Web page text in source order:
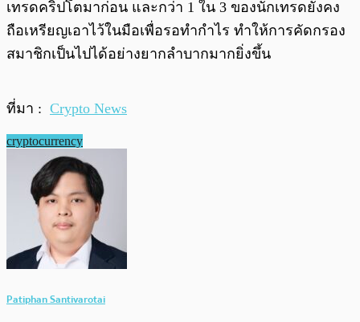
เทรดคริปโตมาก่อน และกว่า 1 ใน 3 ของนักเทรดยังคง
ถือเหรียญเอาไว้ในมือเพื่อรอทำกำไร ทำให้การคัดกรอง
สมาชิกเป็นไปได้อย่างยากลำบากมากยิ่งขึ้น
ที่มา : Crypto News
cryptocurrency
Patiphan Santivarotai